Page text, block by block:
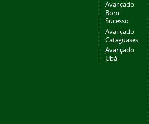
Avançado
Bom
Sucesso
Avançado
Cataguases
Avançado
Ubá